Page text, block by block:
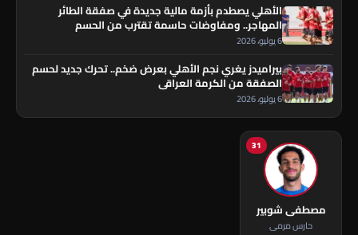
الأهلي يصطدم بأزمة مالية جديدة في صفقة الطائر
المهاجر.. ومفاوضات حاسمة تقترب من الحسم
6 يوليو، 2026
بيراميدز يغري نجم الأهلي بعرض ضخم.. تحرك جديد لحسم
الصفقة من الكرمة العراقي
6 يوليو، 2026
31
مصطفى شوبير
حارس مرمى